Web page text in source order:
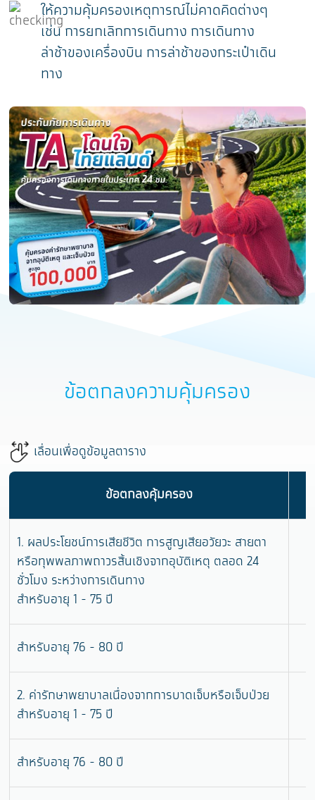
ให้ความคุ้มครองเหตุการณ์ไม่คาดคิดต่างๆ
เช่น การยกเลิกการเดินทาง การเดินทาง
ล่าช้าของเครื่องบิน การล่าช้าของกระเป๋าเดิน
ทาง
ข้อตกลงความคุ้มครอง
เลื่อนเพื่อดูข้อมูลตาราง
ข้อตกลงคุ้มครอง
1. ผลประโยชน์การเสียชีวิต การสูญเสียอวัยวะ สายตา
หรือทุพพลภาพถาวรสิ้นเชิงจากอุบัติเหตุ ตลอด 24
ชั่วโมง ระหว่างการเดินทาง
สำหรับอายุ 1 - 75 ปี
สำหรับอายุ 76 - 80 ปี
2. ค่ารักษาพยาบาลเนื่องจากการบาดเจ็บหรือเจ็บป่วย
สำหรับอายุ 1 - 75 ปี
สำหรับอายุ 76 - 80 ปี